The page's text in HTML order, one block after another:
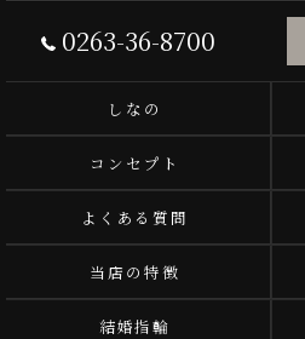
0263-36-8700
しなの
コンセプト
よくある質問
当店の特徴
結婚指輪